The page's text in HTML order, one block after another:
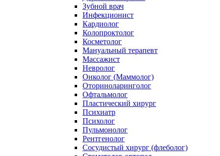
Зубной врач
Инфекционист
Кардиолог
Колопроктолог
Косметолог
Мануальный терапевт
Массажист
Невролог
Онколог (Маммолог)
Оториноларинголог
Офтальмолог
Пластический хирург
Психиатр
Психолог
Пульмонолог
Рентгенолог
Сосудистый хирург (флеболог)